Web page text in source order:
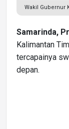
Wakil Gubernur
Samarinda,
Kalimantan
tercapainya
depan.